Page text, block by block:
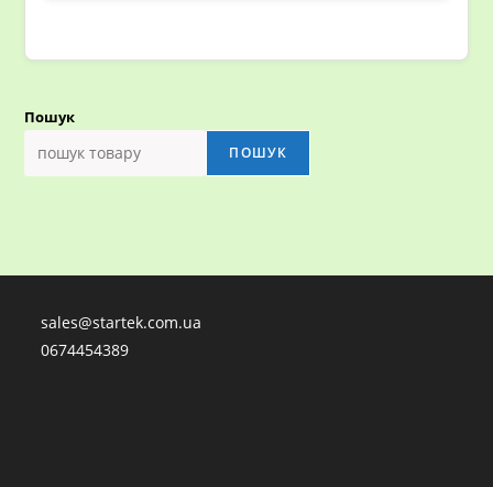
Пошук
ПОШУК
sales@startek.com.ua
0674454389